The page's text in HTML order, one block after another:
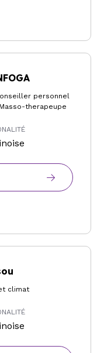
personnel
therapeupe
climat